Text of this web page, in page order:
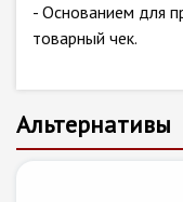
- Основанием для
товарный чек.
Альтернативы